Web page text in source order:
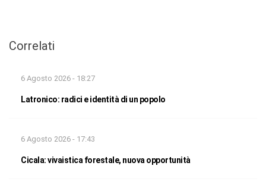
Correlati
6 Agosto 2026 - 18:27
Latronico: radici e identità di un popolo
6 Agosto 2026 - 17:43
Cicala: vivaistica forestale, nuova opportunità